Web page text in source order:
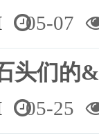
05-07
头们的
05-25